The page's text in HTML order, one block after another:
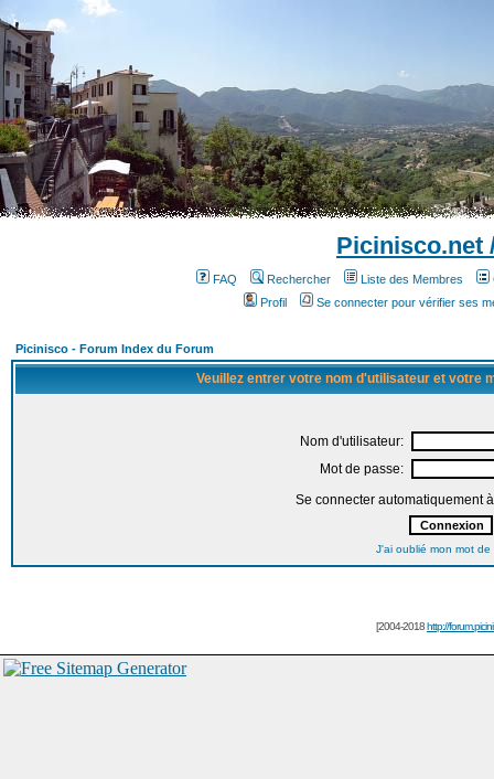
Picinisco.net
FAQ Rechercher Liste des Membres
Profil
Se connecter pour vérifier ses
Picinisco - Forum Index du Forum
Veuillez entrer votre nom d'utilisateur et votre
Nom d'utilisateur:
Mot de passe:
Se connecter automatiquement
J'ai oublié mon mot de
[2004-2018http://